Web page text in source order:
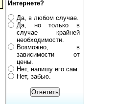
Интернете?
Да, в любом случае.
Да, но только в
случае крайней
необходимости.
Возможно, в
зависимости от
цены.
Нет, напишу его сам.
Нет, забью.